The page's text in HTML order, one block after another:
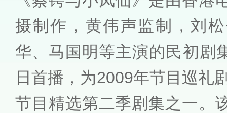
摄制作，黄伟声监制，刘
华、马国明等主演的民初剧
日首播，为2009年节目巡礼
节目精选第二季剧集之一。